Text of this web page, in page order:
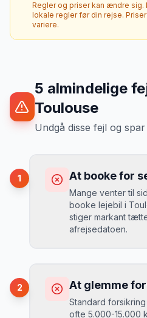
Regler og priser kan ændre sig.
lokale regler før din rejse.
variere.
5 almindelige
Toulouse
Undgå disse fejl og
1 At booke for
Mange venter til
booke lejebil i
stiger markant
afrejsedatoen.
Du betaler 30-
biler er udsolgt.
2 At glemme
Standard
ofte 5.000-15.000